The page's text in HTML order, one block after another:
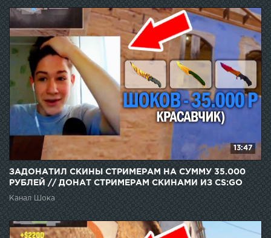
13:47
ЗАДОНАТИЛ СКИНЫ СТРИМЕРАМ НА СУММУ 35.000
РУБЛЕЙ // ДОНАТ СТРИМЕРАМ СКИНАМИ ИЗ CS:GO
Канал Шока